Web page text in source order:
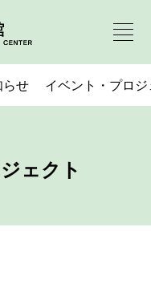
らせ イベント・プロ
ェクト